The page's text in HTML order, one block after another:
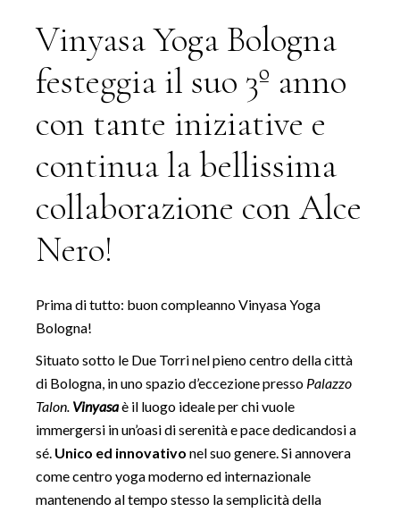
Vinyasa Yoga Bologna
festeggia il suo 3º anno
con tante iniziative e
continua la bellissima
collaborazione con Alce
Nero!
Prima di tutto: buon compleanno Vinyasa Yoga
Bologna!
Situato sotto le Due Torri nel pieno centro della città
di Bologna, in uno spazio d’eccezione presso Palazzo
Talon. Vinyasaè il luogo ideale per chi vuole
immergersi in un’oasi di serenità e pace dedicandosi a
sé. Unico ed innovativo nel suo genere. Si annovera
come centro yoga moderno ed internazionale
mantenendo al tempo stesso la semplicità della